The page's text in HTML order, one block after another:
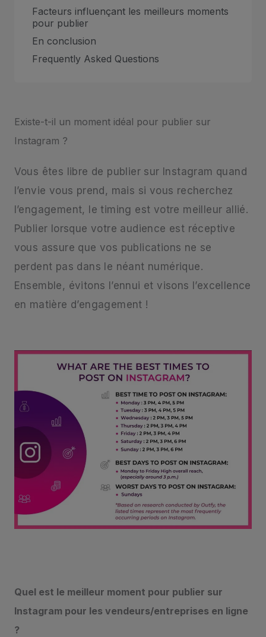
Facteurs influençant les meilleurs moments
pour publier
En conclusion
Frequently Asked Questions
Existe-t-il un moment idéal pour publier sur
Instagram ?
Vous êtes libre de publier sur Instagram quand
l’envie vous prend, mais si vous recherchez
l’engagement, le timing est votre meilleur allié.
Publier lorsque votre audience est réceptive
vous assure que vos publications ne se
perdent pas dans le néant numérique.
Ensemble, évitons l’ennui et visons l’excellence
en matière d’engagement !
Quel est le meilleur moment pour publier sur
Instagram pour les vendeurs/entreprises en ligne
?